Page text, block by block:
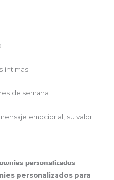
íntimas
de semana
emocional, su valor
personalizados
personalizados para